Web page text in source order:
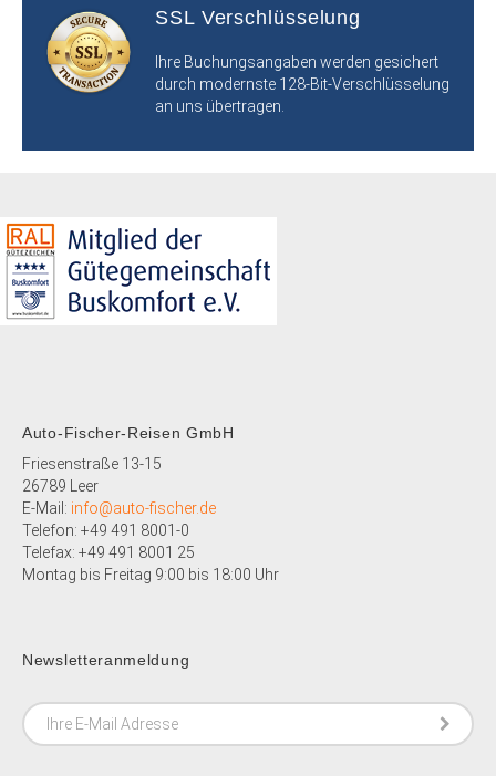
SSL Verschlüsselung
Ihre Buchungsangaben werden gesichert
durch modernste 128-Bit-Verschlüsselung
an uns übertragen.
Auto-Fischer-Reisen GmbH
Friesenstraße 13-15
26789 Leer
E-Mail: info@auto-fischer.de
Telefon: +49 491 8001-0
Telefax: +49 491 8001 25
Montag bis Freitag 9:00 bis 18:00 Uhr
Newsletteranmeldung